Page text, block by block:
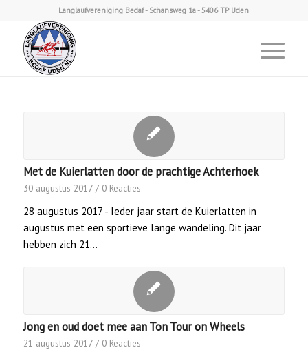
Langlaufvereniging Bedaf - Schansweg 1a - 5406 TP Uden
Met de Kuierlatten door de prachtige Achterhoek
30 augustus 2017 / 0 Reacties
28 augustus 2017 - Ieder jaar start de Kuierlatten in
augustus met een sportieve lange wandeling. Dit jaar
hebben zich 21…
Jong en oud doet mee aan Ton Tour on Wheels
21 augustus 2017 / 0 Reacties